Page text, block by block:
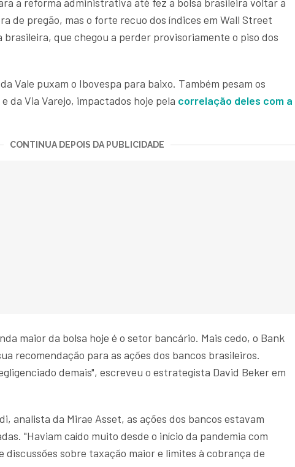
a reforma administrativa até fez a bolsa brasileira voltar a
de pregão, mas o forte recuo dos índices em Wall Street
brasileira, que chegou a perder provisoriamente o piso dos
Vale puxam o Ibovespa para baixo. Também pesam os
da Via Varejo, impactados hoje pela correlação deles com a
CONTINUA DEPOIS DA PUBLICIDADE
maior da bolsa hoje é o setor bancário. Mais cedo, o Bank
recomendação para as ações dos bancos brasileiros.
demais", escreveu o estrategista David Beker em
analista da Mirae Asset, as ações dos bancos estavam
"Haviam caído muito desde o início da pandemia com
discussões sobre taxação maior e limites à cobrança de